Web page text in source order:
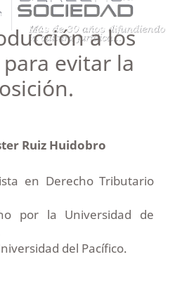
a los
evitar la
Ruiz Huidobro
en Derecho Tributario
por la Universidad de
del Pacífico.